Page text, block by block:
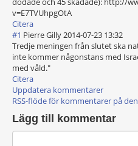
v=E7TVUhpgOtA
Citera
#1 Pierre Gilly2014-07-23 13:32
Tredje meningen från slutet ska
inte kommer någonstans med
med våld."
Citera
Uppdatera kommentarer
RSS-flöde för kommentarer på
Lägg till kommentar